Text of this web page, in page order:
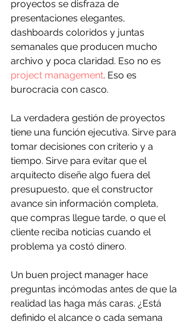
proyectos se disfraza de
presentaciones elegantes,
dashboards coloridos y juntas
semanales que producen mucho
archivo y poca claridad. Eso no es
project management. Eso es
burocracia con casco.
La verdadera gestión de proyectos
tiene una función ejecutiva. Sirve para
tomar decisiones con criterio y a
tiempo. Sirve para evitar que el
arquitecto diseñe algo fuera del
presupuesto, que el constructor
avance sin información completa,
que compras llegue tarde, o que el
cliente reciba noticias cuando el
problema ya costó dinero.
Un buen project manager hace
preguntas incómodas antes de que la
realidad las haga más caras. ¿Está
definido el alcance o cada semana